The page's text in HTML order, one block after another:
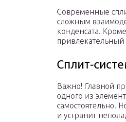
Современные
сложным
конденсата.
Сплит-
Важно! Главной
одного из
самостоятельно.
и устранит